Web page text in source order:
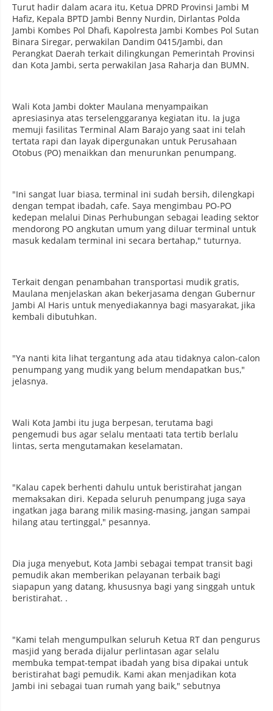
Turut hadir dalam acara itu, Ketua DPRD Provinsi Jambi M
Hafiz, Kepala BPTD Jambi Benny Nurdin, Dirlantas Polda
Jambi Kombes Pol Dhafi, Kapolresta Jambi Kombes Pol Sutan
Binara Siregar, perwakilan Dandim 0415/Jambi, dan
Perangkat Daerah terkait dilingkungan Pemerintah Provinsi
dan Kota Jambi, serta perwakilan Jasa Raharja dan BUMN.
Wali Kota Jambi dokter Maulana menyampaikan
apresiasinya atas terselenggaranya kegiatan itu. Ia juga
memuji fasilitas Terminal Alam Barajo yang saat ini telah
tertata rapi dan layak dipergunakan untuk Perusahaan
Otobus (PO) menaikkan dan menurunkan penumpang.
"Ini sangat luar biasa, terminal ini sudah bersih, dilengkapi
dengan tempat ibadah, cafe. Saya mengimbau PO-PO
kedepan melalui Dinas Perhubungan sebagai leading sektor
mendorong PO angkutan umum yang diluar terminal untuk
masuk kedalam terminal ini secara bertahap," tuturnya.
Terkait dengan penambahan transportasi mudik gratis,
Maulana menjelaskan akan bekerjasama dengan Gubernur
Jambi Al Haris untuk menyediakannya bagi masyarakat, jika
kembali dibutuhkan.
"Ya nanti kita lihat tergantung ada atau tidaknya calon-calon
penumpang yang mudik yang belum mendapatkan bus,"
jelasnya.
Wali Kota Jambi itu juga berpesan, terutama bagi
pengemudi bus agar selalu mentaati tata tertib berlalu
lintas, serta mengutamakan keselamatan.
"Kalau capek berhenti dahulu untuk beristirahat jangan
memaksakan diri. Kepada seluruh penumpang juga saya
ingatkan jaga barang milik masing-masing, jangan sampai
hilang atau tertinggal," pesannya.
Dia juga menyebut, Kota Jambi sebagai tempat transit bagi
pemudik akan memberikan pelayanan terbaik bagi
siapapun yang datang, khususnya bagi yang singgah untuk
beristirahat. .
"Kami telah mengumpulkan seluruh Ketua RT dan pengurus
masjid yang berada dijalur perlintasan agar selalu
membuka tempat-tempat ibadah yang bisa dipakai untuk
beristirahat bagi pemudik. Kami akan menjadikan kota
Jambi ini sebagai tuan rumah yang baik," sebutnya